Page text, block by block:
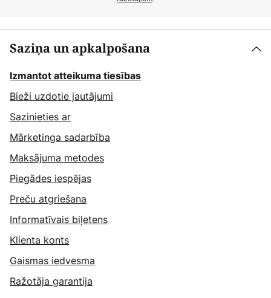
Saziņa un apkalpošana
Izmantot atteikuma tiesības
Bieži uzdotie jautājumi
Sazinieties ar
Mārketinga sadarbība
Maksājuma metodes
Piegādes iespējas
Preču atgriešana
Informatīvais biļetens
Klienta konts
Gaismas iedvesma
Ražotāja garantija